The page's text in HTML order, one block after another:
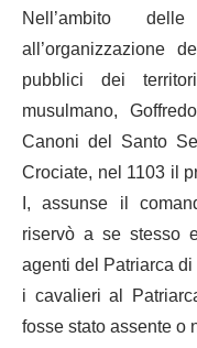
Nell’ambito
all’organizzazione
pubblici dei
musulmano,
Canoni del Santo
Crociate, nel 1103 il
I, assunse il
riservò a se stesso
agenti del Patriarca
i cavalieri al
fosse stato assente o